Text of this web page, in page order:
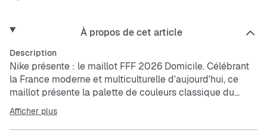
À propos de cet article
Description
Nike présente : le maillot FFF 2026 Domicile. Célébrant
la France moderne et multiculturelle d'aujourd'hui, ce
maillot présente la palette de couleurs classique du
pays, accentuée par un imprimé intégral énergique et
unificateur.
Afficher plus